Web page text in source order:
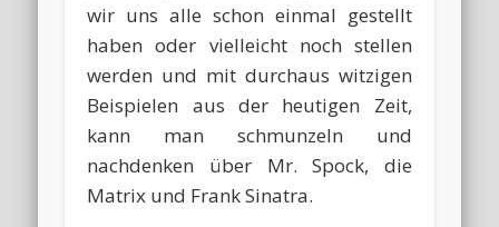
wir uns alle schon einmal gestellt
haben oder vielleicht noch stellen
werden und mit durchaus witzigen
Beispielen aus der heutigen Zeit,
kann man schmunzeln und
nachdenken über Mr. Spock, die
Matrix und Frank Sinatra.